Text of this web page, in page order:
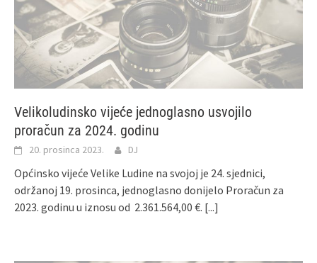
Velikoludinsko vijeće jednoglasno usvojilo
proračun za 2024. godinu
20. prosinca 2023. DJ
Općinsko vijeće Velike Ludine na svojoj je 24. sjednici,
održanoj 19. prosinca, jednoglasno donijelo Proračun za
2023. godinu u iznosu od 2.361.564,00 €. [...]